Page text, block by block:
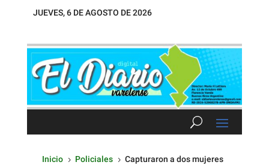
JUEVES, 6 DE AGOSTO DE 2026
Inicio 5 Policiales 5 Capturaron a dos mujeres